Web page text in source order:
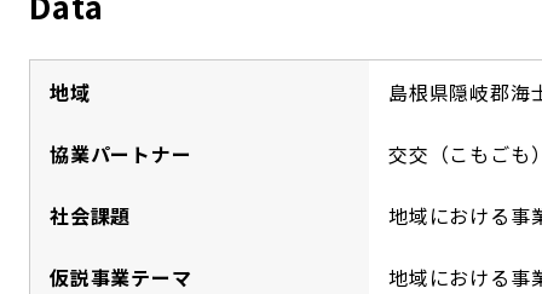
地域 島根県隠岐郡海
協業パートナー 交交（こもごも
社会課題 地域における事
仮説事業テーマ 地域における事